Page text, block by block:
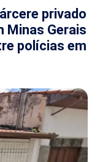
privado
Minas Gerais
polícias em